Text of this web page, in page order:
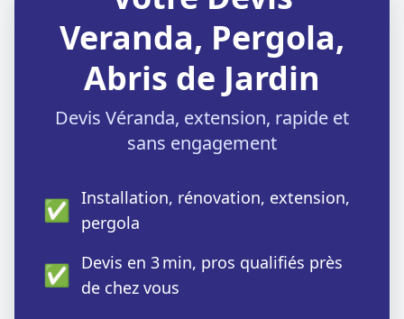
Veranda, Pergola,
Abris de Jardin
Devis Véranda, extension, rapide et
sans engagement
✅ Installation, rénovation, extension,
pergola
✅ Devis en 3 min, pros qualifiés près
de chez vous